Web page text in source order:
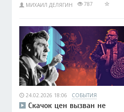
МИХАИЛ ДЕЛЯГИН 787
24.02.2026 18:06 СОБЫТИЯ
Скачок цен вызван не